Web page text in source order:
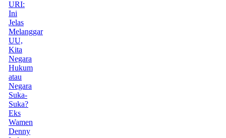
URI:
Ini
Jelas
Melanggar
UU,
Kita
Negara
Hukum
atau
Negara
Suka-
Suka?
Eks
Wamen
Denny